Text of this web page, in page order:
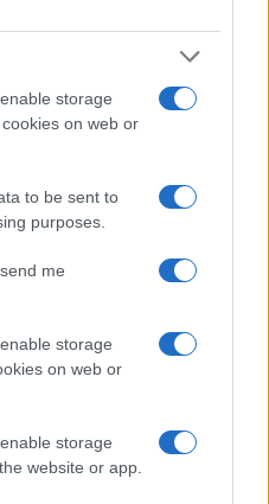
storage
on web or
to be sent to
purposes.
me
storage
on web or
storage
website or app.
di Galib